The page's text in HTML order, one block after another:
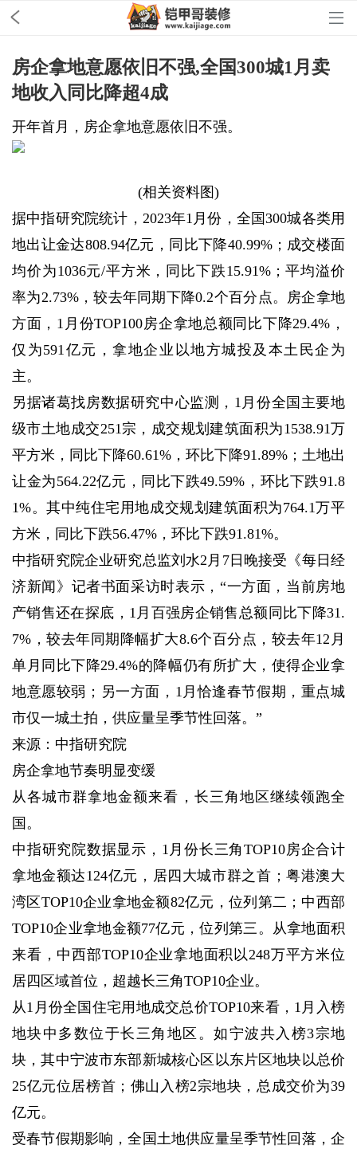
房企拿地意愿依旧不强,全国300城1月卖
地收入同比降超4成
开年首月，房企拿地意愿依旧不强。
(相关资料图)
据中指研究院统计，2023年1月份，全国300城各类用
地出让金达808.94亿元，同比下降40.99%；成交楼面
均价为1036元/平方米，同比下跌15.91%；平均溢价
率为2.73%，较去年同期下降0.2个百分点。房企拿地
方面，1月份TOP100房企拿地总额同比下降29.4%，
仅为591亿元，拿地企业以地方城投及本土民企为
主。
另据诸葛找房数据研究中心监测，1月份全国主要地
级市土地成交251宗，成交规划建筑面积为1538.91万
平方米，同比下降60.61%，环比下降91.89%；土地出
让金为564.22亿元，同比下跌49.59%，环比下跌91.8
1%。其中纯住宅用地成交规划建筑面积为764.1万平
方米，同比下跌56.47%，环比下跌91.81%。
中指研究院企业研究总监刘水2月7日晚接受《每日经
济新闻》记者书面采访时表示，“一方面，当前房地
产销售还在探底，1月百强房企销售总额同比下降31.
7%，较去年同期降幅扩大8.6个百分点，较去年12月
单月同比下降29.4%的降幅仍有所扩大，使得企业拿
地意愿较弱；另一方面，1月恰逢春节假期，重点城
市仅一城土拍，供应量呈季节性回落。”
来源：中指研究院
房企拿地节奏明显变缓
从各城市群拿地金额来看，长三角地区继续领跑全
国。
中指研究院数据显示，1月份长三角TOP10房企合计
拿地金额达124亿元，居四大城市群之首；粤港澳大
湾区TOP10企业拿地金额82亿元，位列第二；中西部
TOP10企业拿地金额77亿元，位列第三。从拿地面积
来看，中西部TOP10企业拿地面积以248万平方米位
居四区域首位，超越长三角TOP10企业。
从1月份全国住宅用地成交总价TOP10来看，1月入榜
地块中多数位于长三角地区。如宁波共入榜3宗地
块，其中宁波市东部新城核心区以东片区地块以总价
25亿元位居榜首；佛山入榜2宗地块，总成交价为39
亿元。
受春节假期影响，全国土地供应量呈季节性回落，企